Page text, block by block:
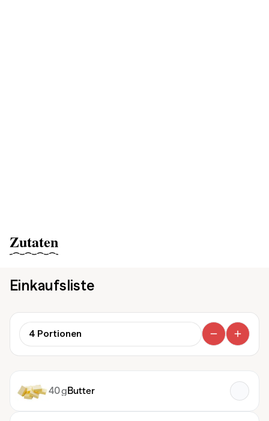
Zutaten